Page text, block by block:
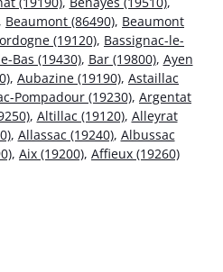
, Beaumont (86490), Beaumont
(19120), Bassignac-le-
Bas (19430), Bar (19800), Ayen
, Aubazine (19190), Astaillac
Pompadour (19230), Argentat
, Altillac (19120), Alleyrat
, Allassac (19240), Albussac
, Aix (19200), Affieux (19260)